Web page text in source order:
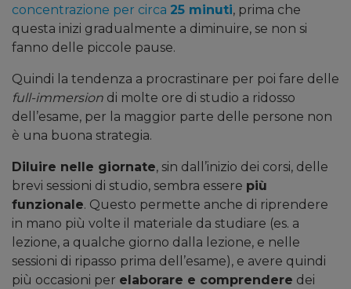
concentrazione per circa 25 minuti, prima che
questa inizi gradualmente a diminuire, se non si
fanno delle piccole pause.
Quindi la tendenza a procrastinare per poi fare delle
full-immersion di molte ore di studio a ridosso
dell’esame, per la maggior parte delle persone non
è una buona strategia.
Diluire nelle giornate, sin dall’inizio dei corsi, delle
brevi sessioni di studio, sembra essere più
funzionale. Questo permette anche di riprendere
in mano più volte il materiale da studiare (es. a
lezione, a qualche giorno dalla lezione, e nelle
sessioni di ripasso prima dell’esame), e avere quindi
più occasioni per elaborare e comprendere dei